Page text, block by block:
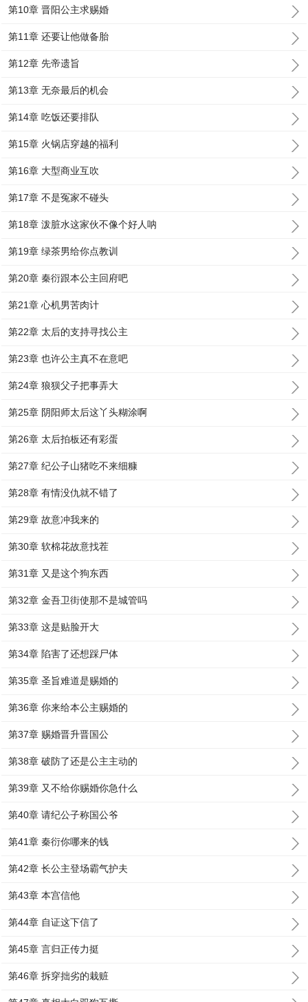
第10章 晋阳公主求赐婚
第11章 还要让他做备胎
第12章 先帝遗旨
第13章 无奈最后的机会
第14章 吃饭还要排队
第15章 火锅店穿越的福利
第16章 大型商业互吹
第17章 不是冤家不碰头
第18章 泼脏水这家伙不像个好人呐
第19章 绿茶男给你点教训
第20章 秦衍跟本公主回府吧
第21章 心机男苦肉计
第22章 太后的支持寻找公主
第23章 也许公主真不在意吧
第24章 狼狈父子把事弄大
第25章 阴阳师太后这丫头糊涂啊
第26章 太后拍板还有彩蛋
第27章 纪公子山猪吃不来细糠
第28章 有情没仇就不错了
第29章 故意冲我来的
第30章 软棉花故意找茬
第31章 又是这个狗东西
第32章 金吾卫街使那不是城管吗
第33章 这是贴脸开大
第34章 陷害了还想踩尸体
第35章 圣旨难道是赐婚的
第36章 你来给本公主赐婚的
第37章 赐婚晋升晋国公
第38章 破防了还是公主主动的
第39章 又不给你赐婚你急什么
第40章 请纪公子称国公爷
第41章 秦衍你哪来的钱
第42章 长公主登场霸气护夫
第43章 本宫信他
第44章 自证这下信了
第45章 言归正传力挺
第46章 拆穿拙劣的栽赃